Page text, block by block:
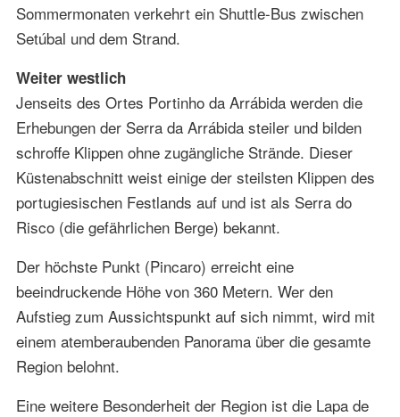
Sommermonaten verkehrt ein Shuttle-Bus zwischen
Setúbal und dem Strand.
Weiter westlich
Jenseits des Ortes Portinho da Arrábida werden die
Erhebungen der Serra da Arrábida steiler und bilden
schroffe Klippen ohne zugängliche Strände. Dieser
Küstenabschnitt weist einige der steilsten Klippen des
portugiesischen Festlands auf und ist als Serra do
Risco (die gefährlichen Berge) bekannt.
Der höchste Punkt (Pincaro) erreicht eine
beeindruckende Höhe von 360 Metern. Wer den
Aufstieg zum Aussichtspunkt auf sich nimmt, wird mit
einem atemberaubenden Panorama über die gesamte
Region belohnt.
Eine weitere Besonderheit der Region ist die Lapa de